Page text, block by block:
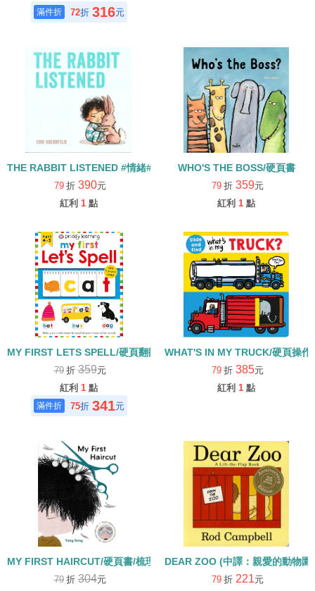
72折 316元
THE RABBIT LISTENED #情緒#友誼
79 折 390元
紅利 1 點
WHO'S THE BOSS/硬頁書
79 折 359元
紅利 1 點
MY FIRST LETS SPELL/硬頁翻翻書
79 折359元
紅利 1 點
75折 341元
WHAT'S IN MY TRUCK/硬頁操作
79 折 385元
紅利 1 點
MY FIRST HAIRCUT/硬頁書/梳理
79 折304元
DEAR ZOO (中譯：親愛的動物
79 折 221元